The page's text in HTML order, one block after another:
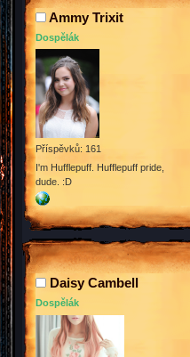
Ammy Trixit
Dospělák
Příspěvků: 161
I'm Hufflepuff. Hufflepuff pride,
dude. :D
Daisy Cambell
Dospělák